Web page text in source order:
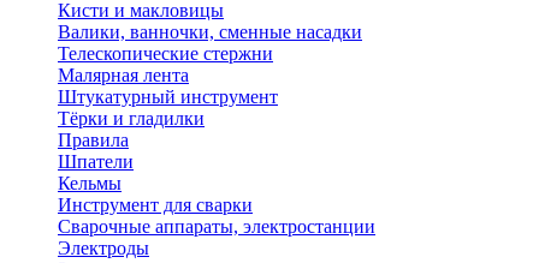
Кисти и макловицы
Валики, ванночки, сменные насадки
Телескопические стержни
Малярная лента
Штукатурный инструмент
Тёрки и гладилки
Правила
Шпатели
Кельмы
Инструмент для сварки
Сварочные аппараты, электростанции
Электроды